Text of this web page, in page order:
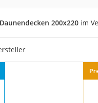
90 x 200 cm
200x220 im